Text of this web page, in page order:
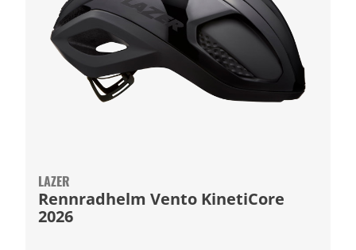
LAZER
Rennradhelm Vento KinetiCore
2026